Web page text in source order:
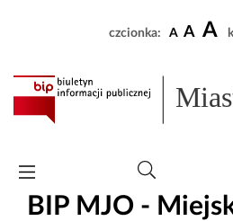
czcionka: A A A
BIP MJO -